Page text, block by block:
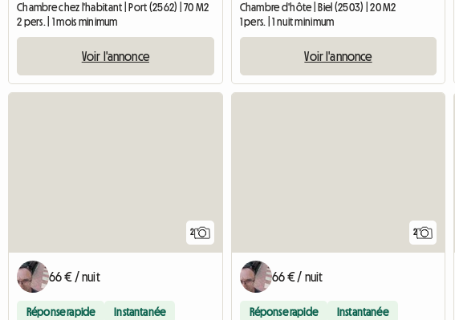
Chambre chez l'habitant | Port (2562) | 70 M2
2 pers. | 1 mois minimum
Voir l'annonce
Chambre d'hôte | Biel (2503) | 20 M2
1 pers. | 1 nuit minimum
Voir l'annonce
2
66 € / nuit
Réponse rapide Instantanée
2
66 € / nuit
Réponse rapide Instantanée